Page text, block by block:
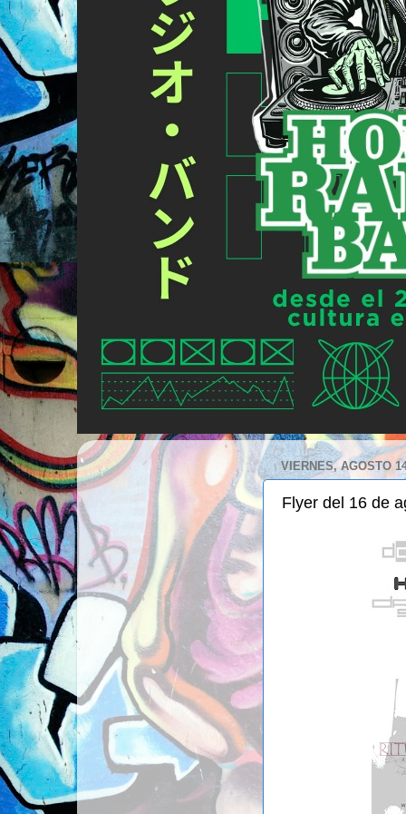
VIERNES, AGOSTO
Flyer del 16 de